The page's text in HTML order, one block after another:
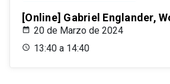
[Online] Gabriel Englander,
20 de Marzo de 2024
13:40 a 14:40